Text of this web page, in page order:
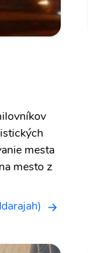
mesta
mesto z